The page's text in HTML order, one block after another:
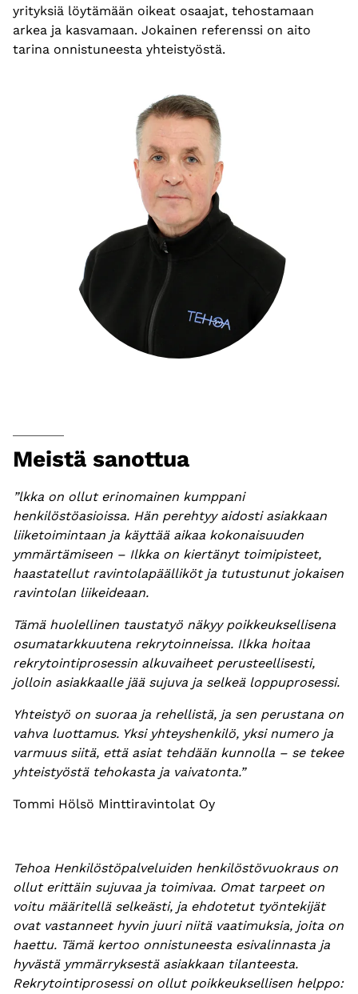
yrityksiä löytämään oikeat osaajat, tehostamaan
arkea ja kasvamaan. Jokainen referenssi on aito
tarina onnistuneesta yhteistyöstä.
Meistä sanottua
”lkka on ollut erinomainen kumppani
henkilöstöasioissa. Hän perehtyy aidosti asiakkaan
liiketoimintaan ja käyttää aikaa kokonaisuuden
ymmärtämiseen – Ilkka on kiertänyt toimipisteet,
haastatellut ravintolapäälliköt ja tutustunut jokaisen
ravintolan liikeideaan.
Tämä huolellinen taustatyö näkyy poikkeuksellisena
osumatarkkuutena rekrytoinneissa. Ilkka hoitaa
rekrytointiprosessin alkuvaiheet perusteellisesti,
jolloin asiakkaalle jää sujuva ja selkeä loppuprosessi.
Yhteistyö on suoraa ja rehellistä, ja sen perustana on
vahva luottamus. Yksi yhteyshenkilö, yksi numero ja
varmuus siitä, että asiat tehdään kunnolla – se tekee
yhteistyöstä tehokasta ja vaivatonta.”
Tommi Hölsö Minttiravintolat Oy
Tehoa Henkilöstöpalveluiden henkilöstövuokraus on
ollut erittäin sujuvaa ja toimivaa. Omat tarpeet on
voitu määritellä selkeästi, ja ehdotetut työntekijät
ovat vastanneet hyvin juuri niitä vaatimuksia, joita on
haettu. Tämä kertoo onnistuneesta esivalinnasta ja
hyvästä ymmärryksestä asiakkaan tilanteesta.
Rekrytointiprosessi on ollut poikkeuksellisen helppo: